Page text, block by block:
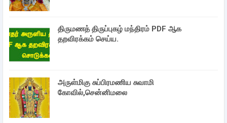
திருமணத் திருப்புகழ் மந்திரம் PDF ஆக
தறவிரக்கம் செய்ய.
அருள்மிகு சுப்பிரமணிய சுவாமி
கோவில்,சென்னிமலை